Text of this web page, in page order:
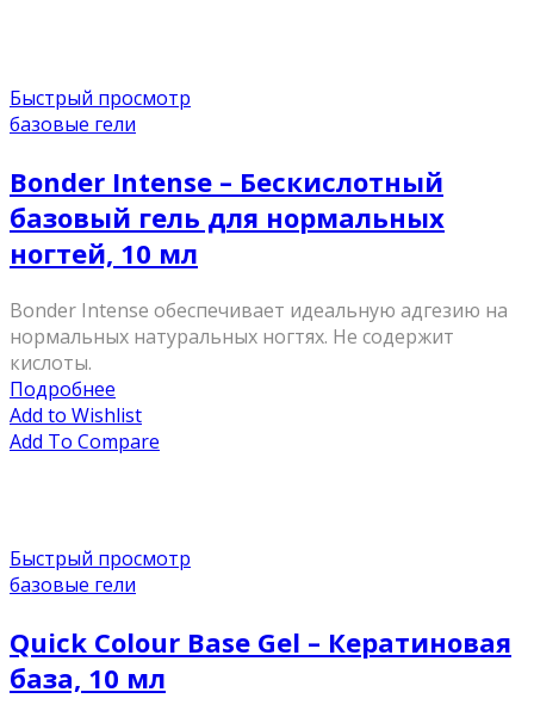
Быстрый просмотр
базовые гели
Bonder Intense – Бескислотный
базовый гель для нормальных
ногтей, 10 мл
Bonder Intense обеспечивает идеальную адгезию на
нормальных натуральных ногтях. Не содержит
кислоты.
Подробнее
Add to Wishlist
Add To Compare
Быстрый просмотр
базовые гели
Quick Colour Base Gel – Кератиновая
база, 10 мл